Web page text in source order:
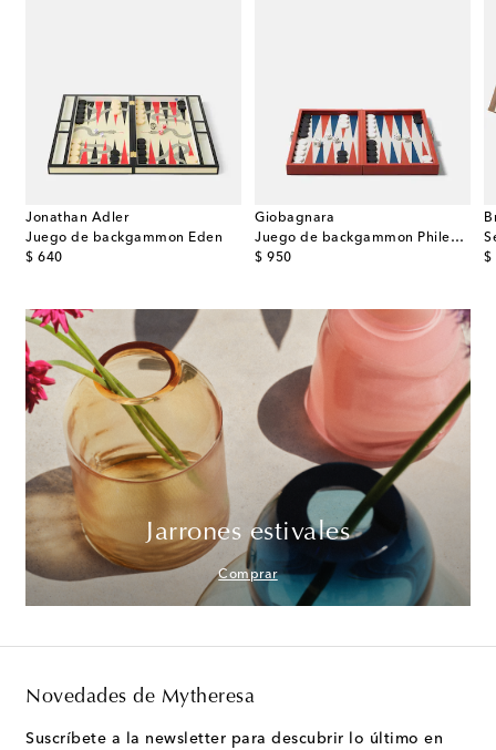
Jonathan Adler
Juego de backgammon Eden
$ 640
original price
Giobagnara
Juego de backgammon Phileas Miniature de piel
$ 950
original price $
Jarrones estivales
Comprar
Novedades de Mytheresa
Suscríbete a la newsletter para descubrir lo último en